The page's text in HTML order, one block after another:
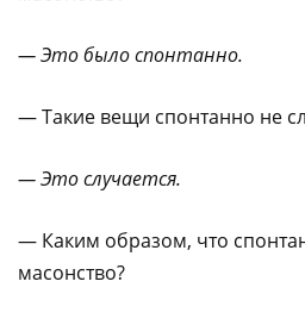
— Это было спонтанно.
— Такие вещи спонтанно не
— Это случается.
— Каким образом, что
масонство?